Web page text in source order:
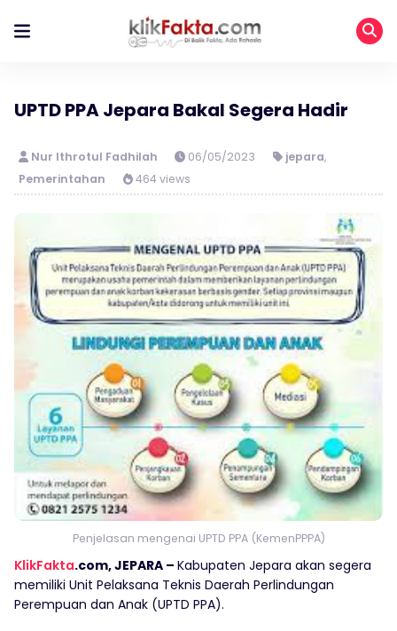
UPTD PPA Jepara Bakal Segera Hadir
Nur Ithrotul Fadhilah 06/05/2023 jepara,
Pemerintahan
464 views
Penjelasan mengenai UPTD PPA (KemenPPPA)
KlikFakta.com, JEPARA – Kabupaten Jepara akan segera
memiliki Unit Pelaksana Teknis Daerah Perlindungan
Perempuan dan Anak (UPTD PPA).